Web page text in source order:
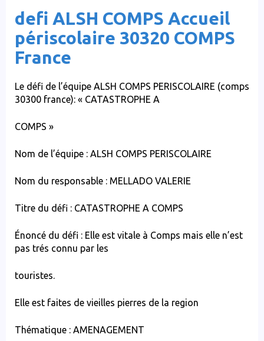
defi ALSH COMPS Accueil
périscolaire 30320 COMPS
France
Le défi de l’équipe ALSH COMPS PERISCOLAIRE (comps
30300 france): « CATASTROPHE A
COMPS »
Nom de l’équipe : ALSH COMPS PERISCOLAIRE
Nom du responsable : MELLADO VALERIE
Titre du défi : CATASTROPHE A COMPS
Énoncé du défi : Elle est vitale à Comps mais elle n’est
pas trés connu par les
touristes.
Elle est faites de vieilles pierres de la region
Thématique : AMENAGEMENT